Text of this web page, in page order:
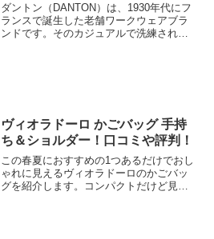
ダントン（DANTON）は、1930年代にフ
ランスで誕生した老舗ワークウェアブラ
ンドです。そのカジュアルで洗練された
ヴィオラドーロ かごバッグ 手持
ち＆ショルダー！口コミや評判！
この春夏におすすめの1つあるだけでおし
ゃれに見えるヴィオラドーロのかごバッ
グを紹介します。コンパクトだけど見た